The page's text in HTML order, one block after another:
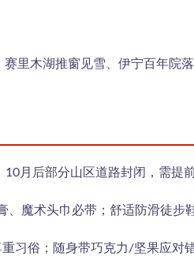
里木湖推窗见雪、伊宁百年院
月后部分山区道路封闭，需提前
魔术头巾必带；舒适防滑徒步
习俗；随身带巧克力/坚果应对